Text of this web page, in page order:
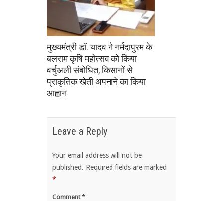
मुख्यमंत्री डॉ. यादव ने नर्मदापुरम के
बलराम कृषि महोत्सव को किया
वर्चुअली संबोधित, किसानों से
प्राकृतिक खेती अपनाने का किया
आह्वान
Leave a Reply
Your email address will not be
published. Required fields are marked
*
Comment*